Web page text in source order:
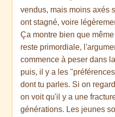
vendus, mais moins axés
ont stagné, voire
Ça montre bien que
reste primordiale,
commence à peser dans
puis, il y a les
dont tu parles. Si on
on voit qu'il y a une
générations. Les jeunes